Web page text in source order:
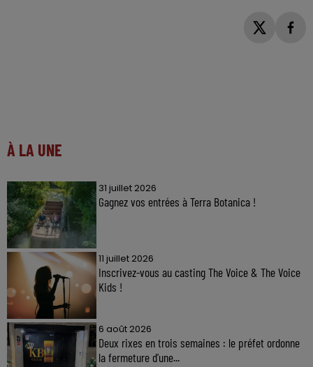
À LA UNE
31 juillet 2026
Gagnez vos entrées à Terra Botanica !
11 juillet 2026
Inscrivez-vous au casting The Voice & The Voice
Kids !
6 août 2026
Deux rixes en trois semaines : le préfet ordonne
la fermeture d'une...